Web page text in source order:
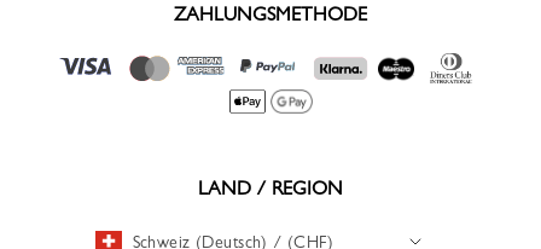
ZAHLUNGSMETHODE
LAND / REGION
Schweiz (Deutsch) / (CHF)